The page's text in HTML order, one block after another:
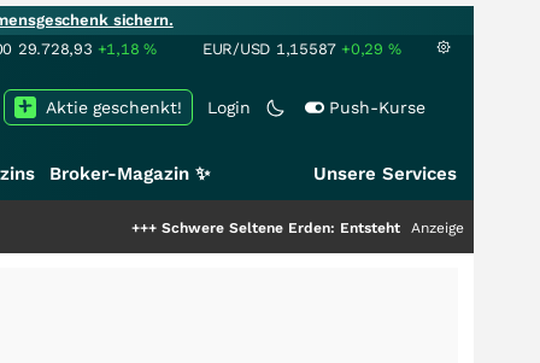
sichern.
29.728,93 +1,18% EUR/USD 1,15587 +0,29 %
Login Push-Kurse
Aktie geschenkt!
Broker-Magazin ✨ Unsere Services
Schwere Seltene Erden: Entsteht hier die nächste
Anzeige